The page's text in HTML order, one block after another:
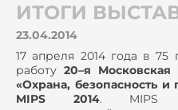
ИТОГИ
23.04.2014
17 апреля 2014 года в
работу 20–я
«Охрана, безопасность
MIPS 2014. MIPS